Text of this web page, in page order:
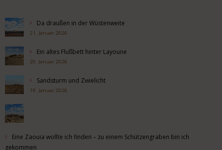
Da draußen in der Wüstenweite
21. Januar 2026
Ein altes Flußbett hinter Layoune
20. Januar 2026
Sandsturm und Zwielicht
19. Januar 2026
Eine Zaouia wollte ich finden – zu einem Schützengraben bin ich
gekommen